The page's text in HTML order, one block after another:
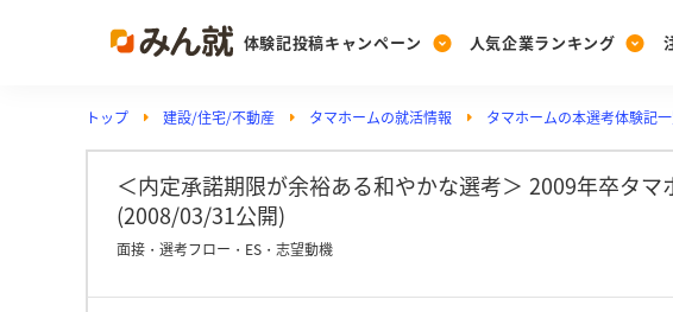
体験記投稿キャンペーン
Post
投稿する
[27
人気企業ランキング
Ranking
ランキングを見る
み
PickUp
注目の企業特集
トップ 建設/住宅/不動産 タマホームの就活情報 タマホームの本選考体験記
＜内定承諾期限が余裕ある和やかな選考＞ 2009年卒タマ
(2008/03/31公開)
面接・選考フロー・ES・志望動機